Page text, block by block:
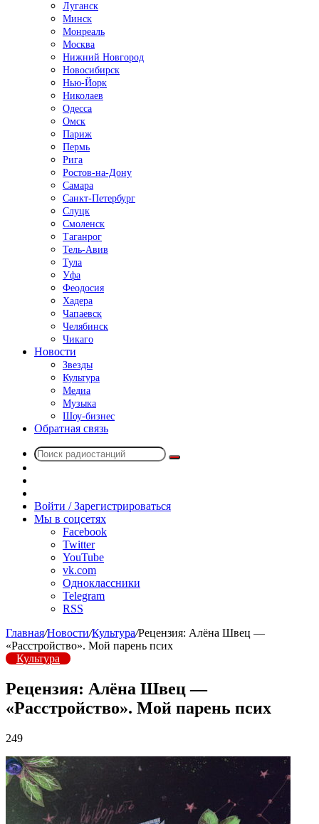
Луганск
Минск
Монреаль
Москва
Нижний Новгород
Новосибирск
Нью-Йорк
Николаев
Одесса
Омск
Париж
Пермь
Рига
Ростов-на-Дону
Самара
Санкт-Петербург
Слуцк
Смоленск
Таганрог
Тель-Авив
Тула
Уфа
Феодосия
Хадера
Чапаевск
Челябинск
Чикаго
Новости
Звезды
Культура
Медиа
Музыка
Шоу-бизнес
Обратная связь
Поиск
радио
Войти / Зарегистрироваться
Мы в соцсетях
Facebook
Twitter
YouTube
vk.com
Одноклассники
Telegram
RSS
Главная/Новости/Культура/Рецензия: Алёна Швец —
«Расстройство». Мой парень псих
Культура
Рецензия: Алёна Швец —
«Расстройство». Мой парень псих
249